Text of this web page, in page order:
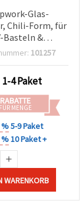
Glas-
Chili-Form, für
Basteln &
10 x
101257
1-4 Paket
RABATTE
FÜR MENGE
%5-9 Paket
%10 Paket +
WARENKORB